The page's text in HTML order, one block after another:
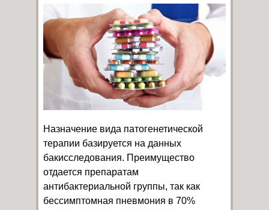
Назначение вида патогенетической
терапии базируется на данных
бакисследования. Преимущество
отдается препаратам
антибактериальной группы, так как
бессимптомная пневмония в 70%